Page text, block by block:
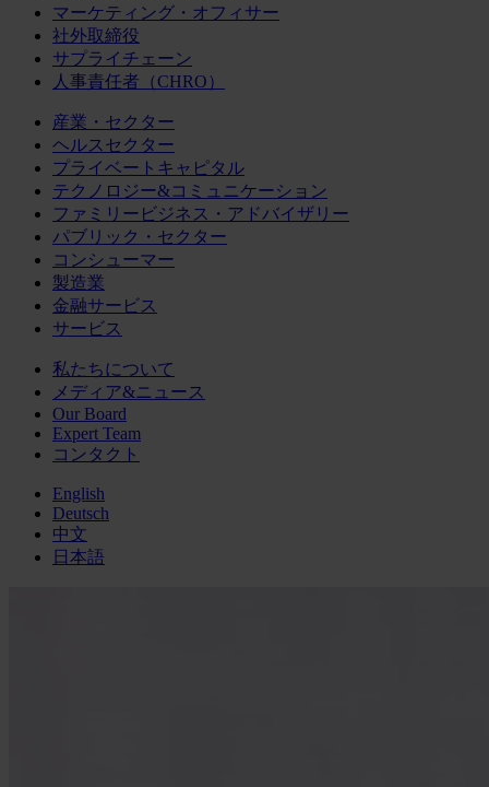
マーケティング・オフィサー
社外取締役
サプライチェーン
人事責任者（CHRO）
産業・セクター
ヘルスセクター
プライベートキャピタル
テクノロジー&コミュニケーション
ファミリービジネス・アドバイザリー
パブリック・セクター
コンシューマー
製造業
金融サービス
サービス
私たちについて
メディア&ニュース
Our Board
Expert Team
コンタクト
English
Deutsch
中文
日本語